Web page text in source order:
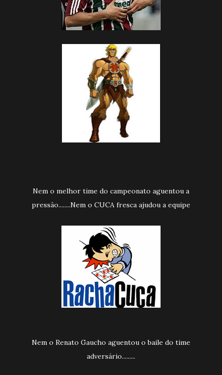
Nem o melhor time do campeonato aguentou a
pressão........Nem o CUCA fresca ajudou a equipe
Nem o Renato Gaucho aguentou o baile do time
adversário.........